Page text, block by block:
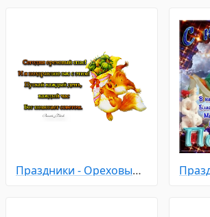
Праздники - Ореховый - Хлебный Спас